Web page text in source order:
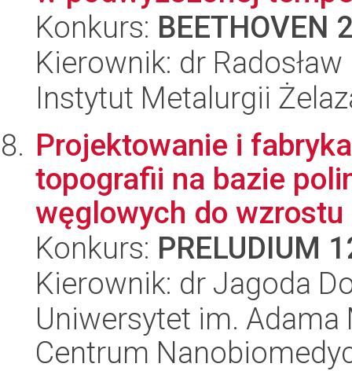
Konkurs: BEETHOVEN
Kierownik: dr
Instytut Metalurgii
Projektowanie i
topografii na bazie
węglowych do wzrostu
Konkurs: PRELUDIUM
Kierownik: dr Jagoda
Uniwersytet im.
Centrum